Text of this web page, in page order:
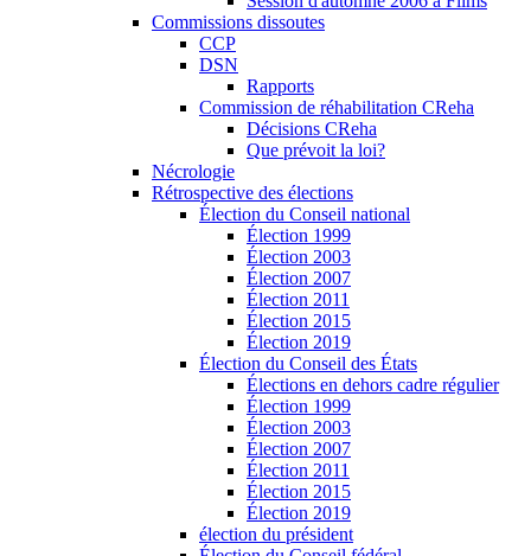
Commissions dissoutes
CCP
DSN
Rapports
Commission de réhabilitation CReha
Décisions CReha
Que prévoit la loi?
Nécrologie
Rétrospective des élections
Élection du Conseil national
Élection 1999
Élection 2003
Élection 2007
Élection 2011
Élection 2015
Élection 2019
Élection du Conseil des États
Élections en dehors cadre régulier
Élection 1999
Élection 2003
Élection 2007
Élection 2011
Élection 2015
Élection 2019
élection du président